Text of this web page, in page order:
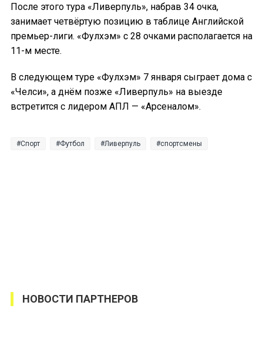
После этого тура «Ливерпуль», набрав 34 очка,
занимает четвёртую позицию в таблице Английской
премьер-лиги. «Фулхэм» с 28 очками располагается на
11-м месте.
В следующем туре «Фулхэм» 7 января сыграет дома с
«Челси», а днём позже «Ливерпуль» на выезде
встретится с лидером АПЛ — «Арсеналом».
Спорт Футбол Ливерпуль спортсмены
НОВОСТИ ПАРТНЕРОВ